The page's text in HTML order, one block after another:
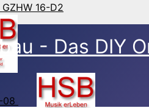
16-D2
08
- Das DIY